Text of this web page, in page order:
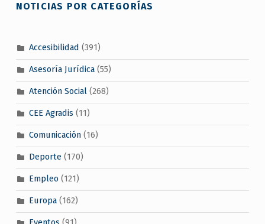
NOTICIAS POR CATEGORÍAS
Accesibilidad (391)
Asesoría Jurídica(55)
Atención Social(268)
CEE Agradis (11)
Comunicación(16)
Deporte(170)
Empleo (121)
Europa(162)